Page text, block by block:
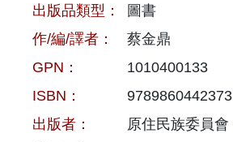
出版品查詢
訂閱電子報
出版品類型：
圖書
作/編/譯者：
蔡金鼎
GPN：
1010400133
ISBN：
9789860442373
出版者：
原住民族委員會